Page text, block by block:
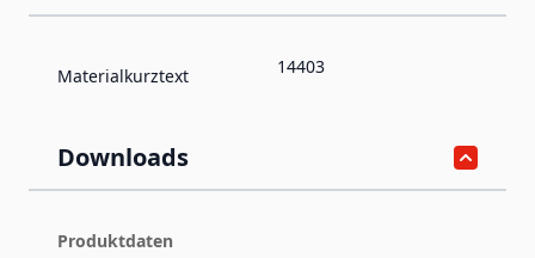
Materialkurztext 14403
Downloads
Produktdaten